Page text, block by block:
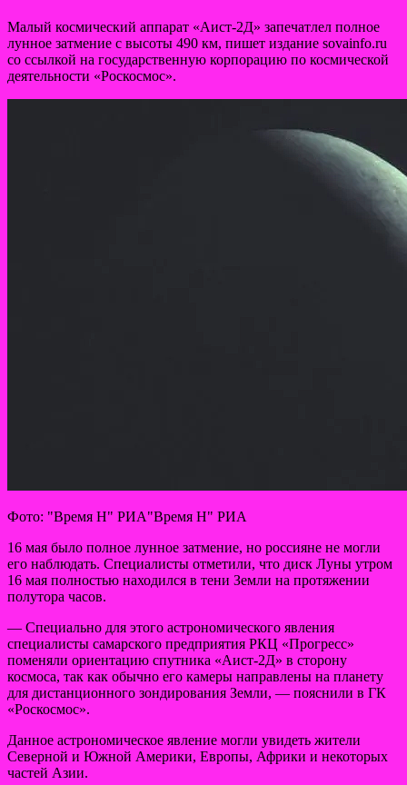
Малый космический аппарат «Аист-2Д» запечатлел полное
лунное затмение с высоты 490 км, пишет издание sovainfo.ru
со ссылкой на государственную корпорацию по космической
деятельности «Роскосмос».
Фото: "Время Н" РИА"Время Н" РИА
16 мая было полное лунное затмение, но россияне не могли
его наблюдать. Специалисты отметили, что диск Луны утром
16 мая полностью находился в тени Земли на протяжении
полутора часов.
— Специально для этого астрономического явления
специалисты самарского предприятия РКЦ «Прогресс»
поменяли ориентацию спутника «Аист-2Д» в сторону
космоса, так как обычно его камеры направлены на планету
для дистанционного зондирования Земли, — пояснили в ГК
«Роскосмос».
Данное астрономическое явление могли увидеть жители
Северной и Южной Америки, Европы, Африки и некоторых
частей Азии.